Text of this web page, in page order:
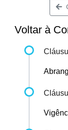
Voltar à